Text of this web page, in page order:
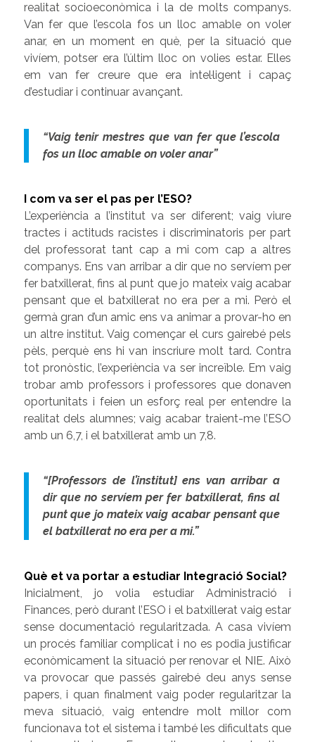
realitat socioeconòmica i la de molts companys.
Van fer que l’escola fos un lloc amable on voler
anar, en un moment en què, per la situació que
vivíem, potser era l’últim lloc on volies estar. Elles
em van fer creure que era intel·ligent i capaç
d’estudiar i continuar avançant.
“Vaig tenir mestres que van fer que l’escola
fos un lloc amable on voler anar”
I com va ser el pas per l’ESO?
L’experiència a l’institut va ser diferent; vaig viure
tractes i actituds racistes i discriminatoris per part
del professorat tant cap a mi com cap a altres
companys. Ens van arribar a dir que no servíem per
fer batxillerat, fins al punt que jo mateix vaig acabar
pensant que el batxillerat no era per a mi. Però el
germà gran d’un amic ens va animar a provar-ho en
un altre institut. Vaig començar el curs gairebé pels
pèls, perquè ens hi van inscriure molt tard. Contra
tot pronòstic, l’experiència va ser increïble. Em vaig
trobar amb professors i professores que donaven
oportunitats i feien un esforç real per entendre la
realitat dels alumnes; vaig acabar traient-me l’ESO
amb un 6,7, i el batxillerat amb un 7,8.
“[Professors de l’institut] ens van arribar a
dir que no servíem per fer batxillerat, fins al
punt que jo mateix vaig acabar pensant que
el batxillerat no era per a mi.”
Què et va portar a estudiar Integració Social?
Inicialment, jo volia estudiar Administració i
Finances, però durant l’ESO i el batxillerat vaig estar
sense documentació regularitzada. A casa vivíem
un procés familiar complicat i no es podia justificar
econòmicament la situació per renovar el NIE. Això
va provocar que passés gairebé deu anys sense
papers, i quan finalment vaig poder regularitzar la
meva situació, vaig entendre molt millor com
funcionava tot el sistema i també les dificultats que